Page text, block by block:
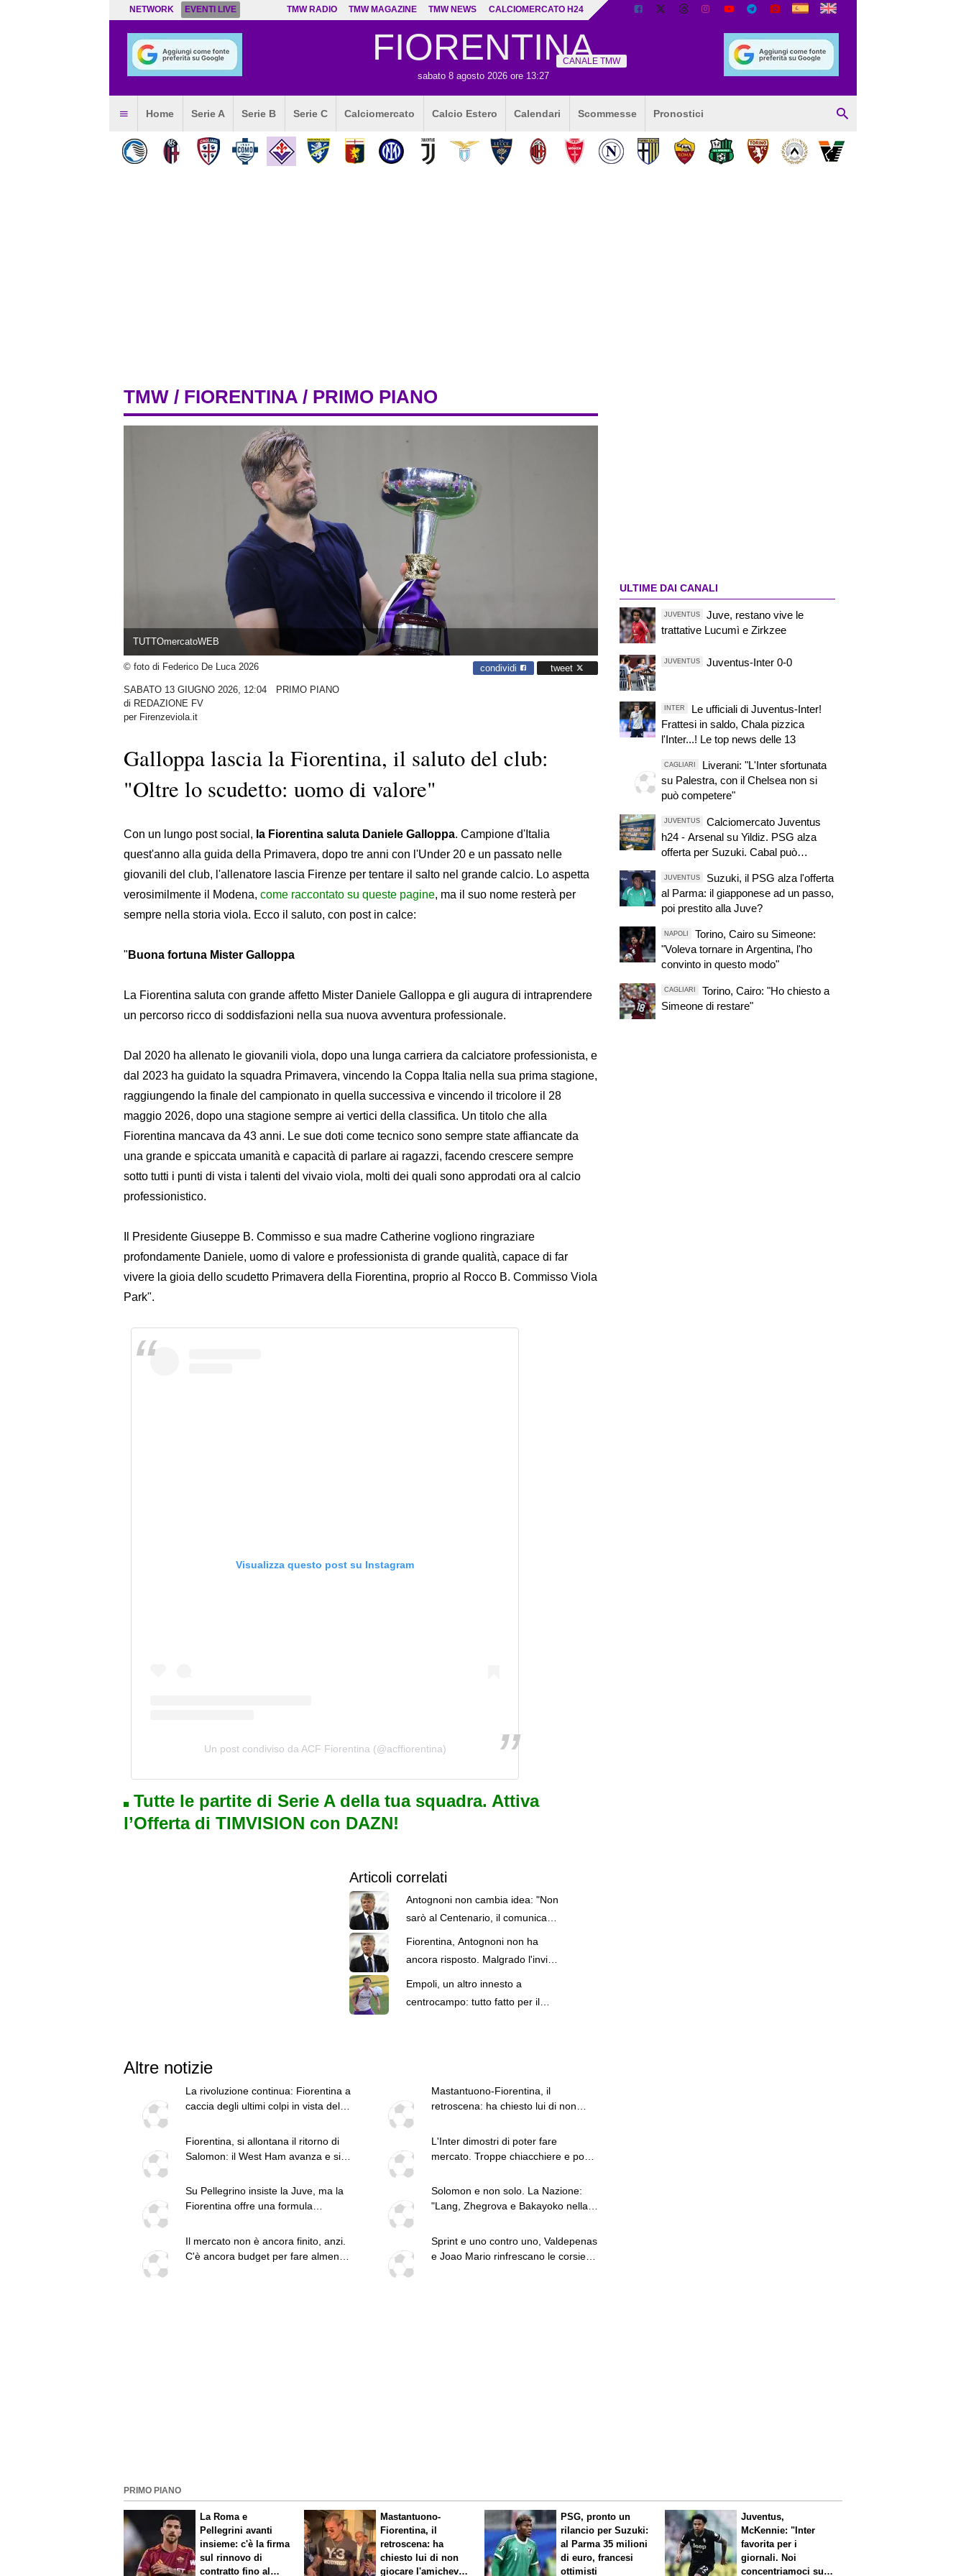
NETWORK EVENTI LIVE TMW RADIO TMW MAGAZINE TMW NEWS CALCIOMERCATO H24
FIORENTINA
sabato 8 agosto 2026 ore 13:27
CANALE TMW
Home Serie A Serie B Serie C Calciomercato Calcio Estero Calendari Scommesse Pronostici
TMW / FIORENTINA / PRIMO PIANO
TUTTOmercatoWEB
© foto di Federico De Luca 2026 condividi tweet
SABATO 13 GIUGNO 2026, 12:04
PRIMO PIANO
di REDAZIONE FV
per Firenzeviola.it
Galloppa lascia la Fiorentina, il saluto del club:
"Oltre lo scudetto: uomo di valore"
Con un lungo post social, la Fiorentina saluta Daniele Galloppa. Campione d'Italia
quest'anno alla guida della Primavera, dopo tre anni con l'Under 20 e un passato nelle
giovanili del club, l'allenatore lascia Firenze per tentare il salto nel grande calcio. Lo aspetta
verosimilmente il Modena, come raccontato su queste pagine, ma il suo nome resterà per
sempre nella storia viola. Ecco il saluto, con post in calce:
" Buona fortuna Mister Galloppa
La Fiorentina saluta con grande affetto Mister Daniele Galloppa e gli augura di intraprendere
un percorso ricco di soddisfazioni nella sua nuova avventura professionale.
Dal 2020 ha allenato le giovanili viola, dopo una lunga carriera da calciatore professionista, e
dal 2023 ha guidato la squadra Primavera, vincendo la Coppa Italia nella sua prima stagione,
raggiungendo la finale del campionato in quella successiva e vincendo il tricolore il 28
maggio 2026, dopo una stagione sempre ai vertici della classifica. Un titolo che alla
Fiorentina mancava da 43 anni. Le sue doti come tecnico sono sempre state affiancate da
una grande e spiccata umanità e capacità di parlare ai ragazzi, facendo crescere sempre
sotto tutti i punti di vista i talenti del vivaio viola, molti dei quali sono approdati ora al calcio
professionistico.
Il Presidente Giuseppe B. Commisso e sua madre Catherine vogliono ringraziare
profondamente Daniele, uomo di valore e professionista di grande qualità, capace di far
vivere la gioia dello scudetto Primavera della Fiorentina, proprio al Rocco B. Commisso Viola
Park".
Visualizza questo post su Instagram
Un post condiviso da ACF Fiorentina (@acffiorentina)
Tutte le partite di Serie A della tua squadra. Attiva
l’Offerta di TIMVISION con DAZN!
Articoli correlati
Antognoni non cambia idea: "Non
sarò al Centenario, il comunicato
mi ha fatto imbestialire"
Fiorentina, Antognoni non ha
ancora risposto. Malgrado l'invito
di Commisso
Empoli, un altro innesto a
centrocampo: tutto fatto per il
Altre notizie
La rivoluzione continua: Fiorentina a
caccia degli ultimi colpi in vista del
Mastantuono-Fiorentina, il
retroscena: ha chiesto lui di non
Fiorentina, si allontana il ritorno di
Salomon: il West Ham avanza e si
L'Inter dimostri di poter fare
mercato. Troppe chiacchiere e pochi
superiore a tutte le altre a
prescindere. Juve, il portiere può
Su Pellegrino insiste la Juve, ma la
Fiorentina offre una formula
Solomon e non solo. La Nazione:
"Lang, Zhegrova e Bakayoko nella
Il mercato non è ancora finito, anzi.
C'è ancora budget per fare almeno
Sprint e uno contro uno, Valdepenas
e Joao Mario rinfrescano le corsie.
ULTIME DAI CANALI
JUVENTUS
Juve, restano vive le
trattative Lucumì e Zirkzee
JUVENTUS Juventus-Inter 0-0
INTER
Le ufficiali di Juventus-Inter!
Frattesi in saldo, Chala pizzica
l'Inter...! Le top news delle 13
CAGLIARI
Liverani: "L'Inter sfortunata
su Palestra, con il Chelsea non si
può competere"
JUVENTUS
Calciomercato Juventus
h24 - Arsenal su Yildiz. PSG alza
offerta per Suzuki. Cabal può
primo obiettivo. Pellegrino,
concorrenza viola. Zhegrova non
vuole partire. Sorloth sul mercato.
Vlahovic, nuova pretendente
JUVENTUS
Suzuki, il PSG alza l'offerta
al Parma: il giapponese ad un passo,
poi prestito alla Juve?
NAPOLI
Torino, Cairo su Simeone:
"Voleva tornare in Argentina, l'ho
convinto in questo modo"
CAGLIARI
Torino, Cairo: "Ho chiesto a
Simeone di restare"
PRIMO PIANO
La Roma e
Pellegrini avanti
insieme: c'è la firma
sul rinnovo di
contratto fino al
Mastantuono-
Fiorentina, il
retroscena: ha
chiesto lui di non
giocare l'amichevole
PSG, pronto un
rilancio per Suzuki:
al Parma 35 milioni
di euro, francesi
ottimisti
Juventus,
McKennie: "Inter
favorita per i
giornali. Noi
concentriamoci sul